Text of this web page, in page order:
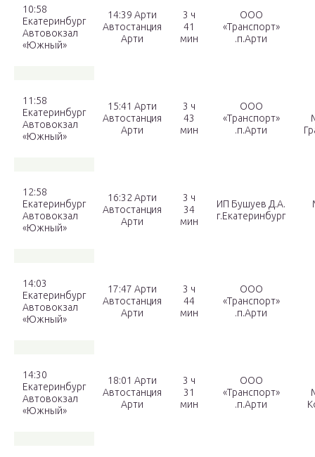
10:58
Екатеринбург
Автовокзал
«Южный»
14:39 Арти
Автостанция
Арти
3 ч
41
мин
ООО
«Транспорт»
.п.Арти
11:58
Екатеринбург
Автовокзал
«Южный»
15:41 Арти
Автостанция
Арти
3 ч
43
мин
ООО
«Транспорт»
.п.Арти
12:58
Екатеринбург
Автовокзал
«Южный»
16:32 Арти
Автостанция
Арти
3 ч
34
мин
ИП Бушуев Д.А.
г.Екатеринбург
14:03
Екатеринбург
Автовокзал
«Южный»
17:47 Арти
Автостанция
Арти
3 ч
44
мин
ООО
«Транспорт»
.п.Арти
14:30
Екатеринбург
Автовокзал
«Южный»
18:01 Арти
Автостанция
Арти
3 ч
31
мин
ООО
«Транспорт»
.п.Арти